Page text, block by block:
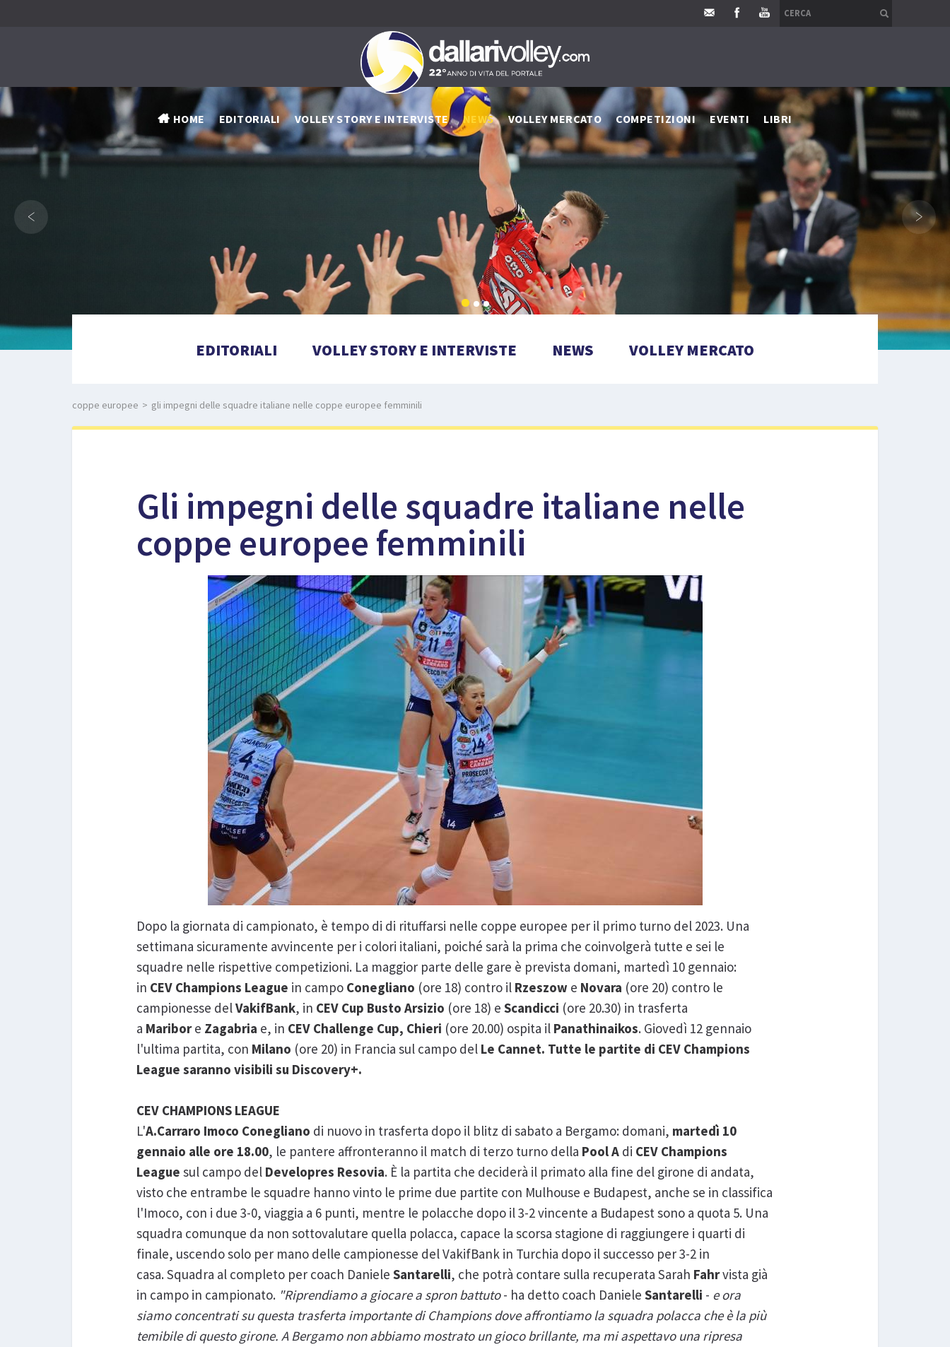
HOME EDITORIALI VOLLEY STORY E INTERVISTE NEWS VOLLEY MERCATO COMPETIZIONI EVENTI LIBRI
‹ ›
EDITORIALI VOLLEY STORY E INTERVISTE NEWS VOLLEY MERCATO
coppe europee > gli impegni delle squadre italiane nelle coppe europee femminili
Gli impegni delle squadre italiane nelle
coppe europee femminili
Dopo la giornata di campionato, è tempo di di rituffarsi nelle coppe europee per il primo turno del 2023. Una
settimana sicuramente avvincente per i colori italiani, poiché sarà la prima che coinvolgerà tutte e sei le
squadre nelle rispettive competizioni. La maggior parte delle gare è prevista domani, martedì 10 gennaio:
in CEV Champions League in campo Conegliano (ore 18) contro il Rzeszow e Novara (ore 20) contro le
campionesse delVakifBank, in CEV Cup Busto Arsizio (ore 18) eScandicci (ore 20.30) in trasferta
a Maribore Zagabria e, in CEV Challenge Cup, Chieri (ore 20.00) ospita il Panathinaikos. Giovedì 12 gennaio
l'ultima partita, con Milano (ore 20) in Francia sul campo del Le Cannet. Tutte le partite di CEV Champions
League saranno visibili su Discovery+.
CEV CHAMPIONS LEAGUE
L'A.Carraro Imoco Conegliano di nuovo in trasferta dopo il blitz di sabato a Bergamo: domani, martedì 10
gennaio alle ore 18.00, le pantere affronteranno il match di terzo turno della Pool A di CEV Champions
League sul campo del Developres Resovia. È la partita che deciderà il primato alla fine del girone di andata,
visto che entrambe le squadre hanno vinto le prime due partite con Mulhouse e Budapest, anche se in classifica
l'Imoco, con i due 3-0, viaggia a 6 punti, mentre le polacche dopo il 3-2 vincente a Budapest sono a quota 5. Una
squadra comunque da non sottovalutare quella polacca, capace la scorsa stagione di raggiungere i quarti di
finale, uscendo solo per mano delle campionesse del VakifBank in Turchia dopo il successo per 3-2 in
casa. Squadra al completo per coach DanieleSantarelli, che potrà contare sulla recuperata Sarah Fahrvista già
in campo in campionato. "Riprendiamo a giocare a spron battuto- ha detto coach Daniele Santarelli - e ora
siamo concentrati su questa trasferta importante di Champions dove affrontiamo la squadra polacca che è la più
temibile di questo girone. A Bergamo non abbiamo mostrato un gioco brillante, ma mi aspettavo una ripresa